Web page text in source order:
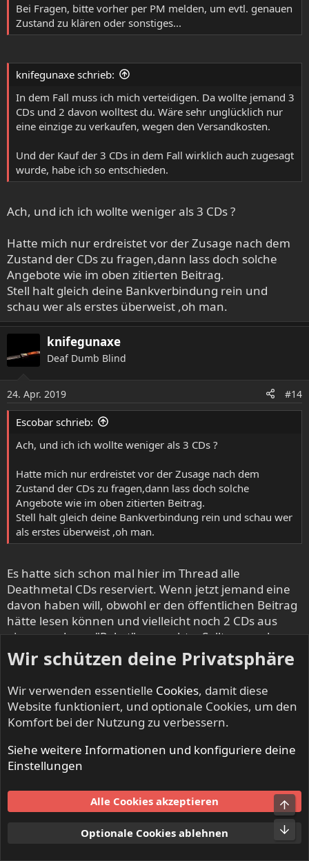
Bei Fragen, bitte vorher per PM melden, um evtl. genauen
Zustand zu klären oder sonstiges...
knifegunaxe schrieb:
In dem Fall muss ich mich verteidigen. Da wollte jemand 3
CDs und 2 davon wolltest du. Wäre sehr unglücklich nur
eine einzige zu verkaufen, wegen den Versandkosten.
Und der Kauf der 3 CDs in dem Fall wirklich auch zugesagt
wurde, habe ich so entschieden.
Ach, und ich ich wollte weniger als 3 CDs ?
Hatte mich nur erdreistet vor der Zusage nach dem
Zustand der CDs zu fragen,dann lass doch solche
Angebote wie im oben zitierten Beitrag.
Stell halt gleich deine Bankverbindung rein und
schau wer als erstes überweist ,oh man.
knifegunaxe
Deaf Dumb Blind
24. Apr. 2019 #14
Escobar schrieb:
Ach, und ich ich wollte weniger als 3 CDs ?
Hatte mich nur erdreistet vor der Zusage nach dem
Zustand der CDs zu fragen,dann lass doch solche
Angebote wie im oben zitierten Beitrag.
Stell halt gleich deine Bankverbindung rein und schau wer
als erstes überweist ,oh man.
Es hatte sich schon mal hier im Thread alle
Deathmetal CDs reserviert. Wenn jetzt jemand eine
davon haben will, obwohl er den öffentlichen Beitrag
hätte lesen können und vielleicht noch 2 CDs aus
einem anderen "Paket" aussucht... Sollte man dann
darauf verweisen, dass es schon einen Interessenten
gab?
Also ich versuche es nach eigenem Maßstab richtig
zu machen und beantworte auch Nachfragen zum
Zustand der CDs gerne. Verstehe die Aufruhr bei den
2 Scheiben von Slayer nicht. Es sind auch keine
Raritäten.
Till Deaf Do Us Part
#15
Wir schützen deine Privatsphäre
Wir verwenden essentielle Cookies, damit diese
Website funktioniert, und optionale Cookies, um den
Komfort bei der Nutzung zu verbessern.
Siehe weitere Informationen und konfiguriere deine
Einstellungen
Alle Cookies akzeptieren
Optionale Cookies ablehnen